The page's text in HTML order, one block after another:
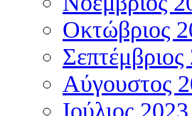
Οκτώβριος
Αύγουστος
Ιούλιος 2023